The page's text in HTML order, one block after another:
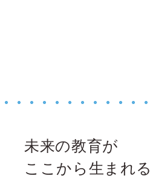
未来の教育が
ここから生まれる